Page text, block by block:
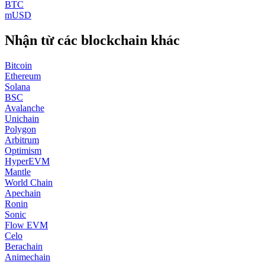
BTC
mUSD
Nhận từ các blockchain khác
Bitcoin
Ethereum
Solana
BSC
Avalanche
Unichain
Polygon
Arbitrum
Optimism
HyperEVM
Mantle
World Chain
Apechain
Ronin
Sonic
Flow EVM
Celo
Berachain
Animechain